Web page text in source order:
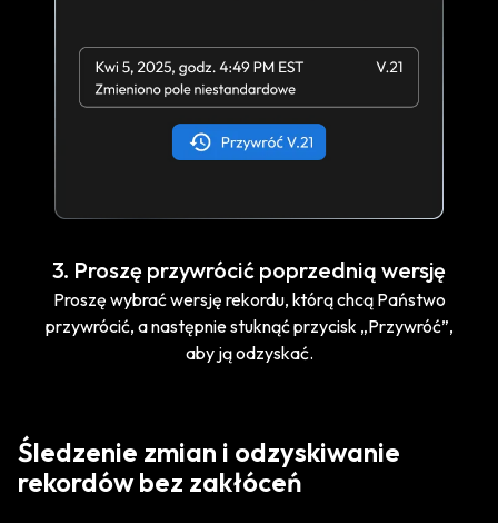
3. Proszę przywrócić poprzednią wersję
Proszę wybrać wersję rekordu, którą chcą Państwo
przywrócić, a następnie stuknąć przycisk „Przywróć”,
aby ją odzyskać.
Śledzenie zmian i odzyskiwanie
rekordów bez zakłóceń